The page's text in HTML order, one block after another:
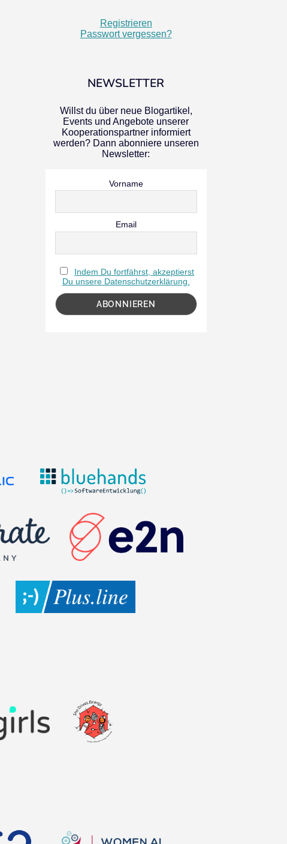
Registrieren
Passwort vergessen?
NEWSLETTER
Willst du über neue Blogartikel,
Events und Angebote unserer
Kooperationspartner informiert
werden? Dann abonniere unseren
Newsletter:
Vorname
Email
Indem Du fortfährst, akzeptierst
Du unsere Datenschutzerklärung.